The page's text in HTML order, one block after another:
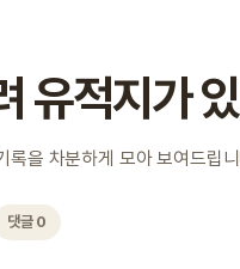
유적지가
록을 차분하게 모아 보여드립
댓글 0